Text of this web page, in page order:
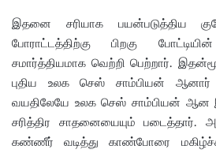
இதனை சரியாக பயன்படுத்திய
போராட்டத்திற்கு பிறகு
சமார்த்தியமாக வெற்றி பெற்றார்.
புதிய உலக செஸ் சாம்பியன்
வயதிலேயே உலக செஸ் சாம்பியன் ஆன
சரித்திர சாதனையையும்
கண்ணீர் வடித்து காண்போரை